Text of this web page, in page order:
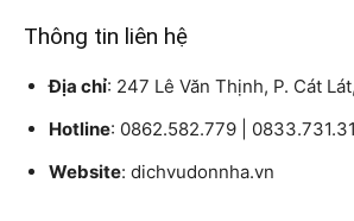
Thông tin liên hệ
Địa chỉ: 247 Lê Văn Thịnh, P. Cát
Hotline: 0862.582.779 |
Website: dichvudonnha.vn